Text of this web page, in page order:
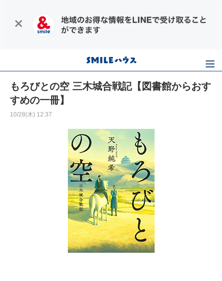
もろびとの空 三木城合戦記【図書館からおす
すめの一冊】
10/28(木) 12:37